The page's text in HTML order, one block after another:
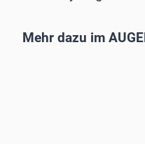
Mehr dazu im